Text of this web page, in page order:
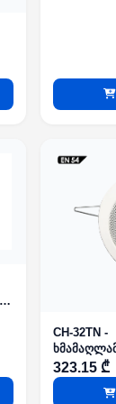
CH-32TN -
შეკიდულ
54-24 3"
323.15 ₾